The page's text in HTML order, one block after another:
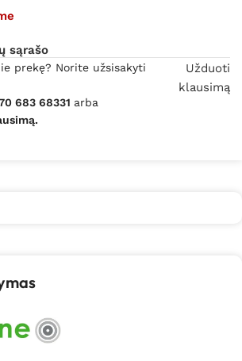
sąrašo
prekę? Norite užsisakyti
683 68331 arba
Užduoti
klausimą